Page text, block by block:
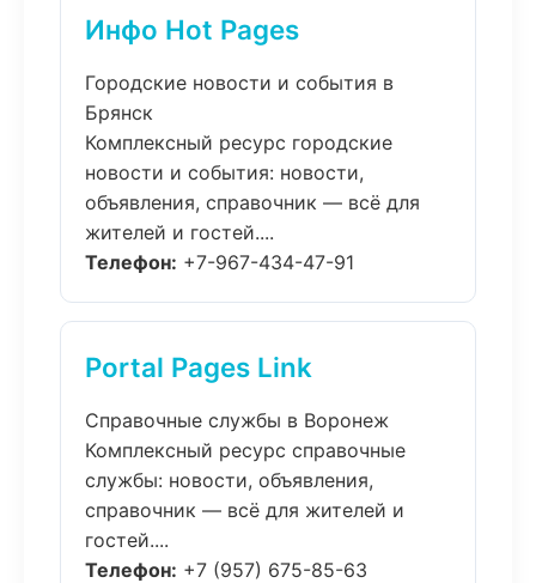
Инфо Hot Pages
Городские новости и события в
Брянск
Комплексный ресурс городские
новости и события: новости,
объявления, справочник — всё для
жителей и гостей....
Телефон: +7-967-434-47-91
Portal Pages Link
Справочные службы в Воронеж
Комплексный ресурс справочные
службы: новости, объявления,
справочник — всё для жителей и
гостей....
Телефон: +7 (957) 675-85-63